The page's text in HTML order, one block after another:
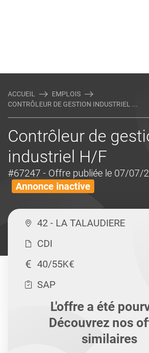
ACCUEIL
EMPLOIS
CONTRÔLEUR DE GESTION INDUSTRIEL ...
Contrôleur de
industriel H/F
#67247 - Offre publiée le 07/07/
Annonce inactive
42 - LA TALAUDIERE
CDI
40/55K€
SAP
L'offre a été
Découvrez nos
similaires